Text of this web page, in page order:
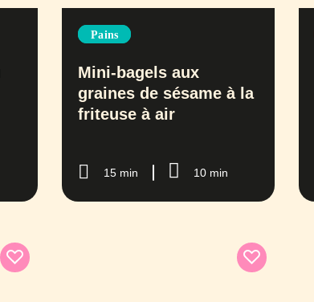
Pains
Mini-bagels aux
graines de sésame à la
friteuse à air
15 min 10 min